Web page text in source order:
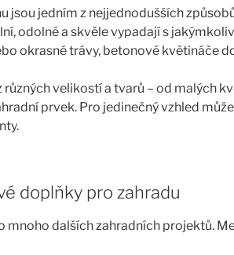
jsou jedním z nejjednodušších
odolné a skvěle vypadají s
okrasné trávy, betonové květináče
různých velikostí a tvarů – od malých
prvek. Pro jedinečný vzhled
doplňky pro zahradu
mnoho dalších zahradních projektů.